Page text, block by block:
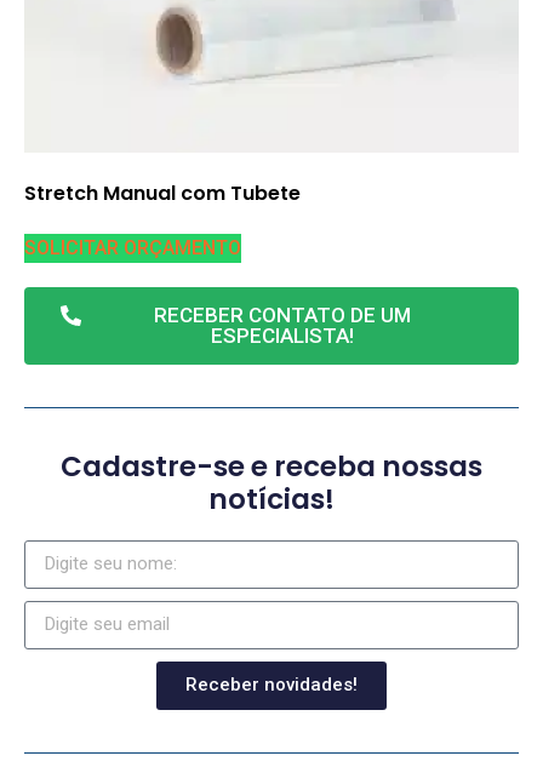
Stretch Manual com Tubete
SOLICITAR ORÇAMENTO
RECEBER CONTATO DE UM
ESPECIALISTA!
Cadastre-se e receba nossas
notícias!
Receber novidades!